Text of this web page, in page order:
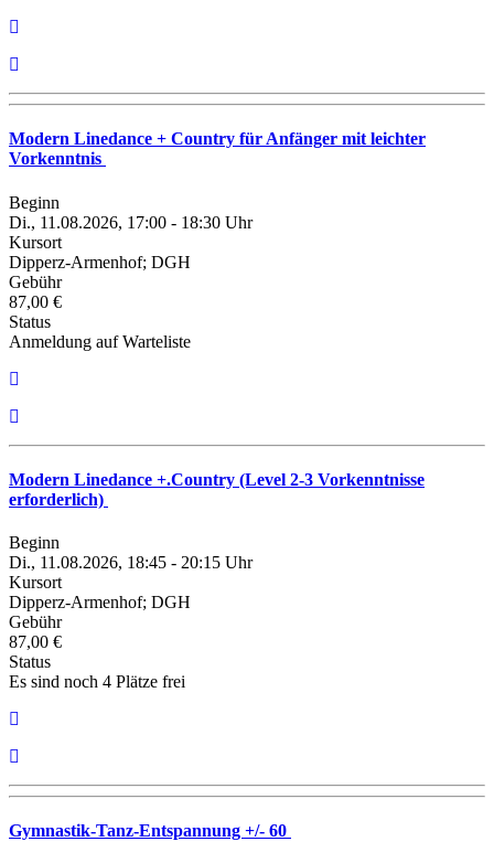
Modern Linedance + Country für Anfänger mit leichter
Vorkenntnis
Beginn
Di., 11.08.2026, 17:00 - 18:30 Uhr
Kursort
Dipperz-Armenhof; DGH
Gebühr
87,00 €
Status
Anmeldung auf Warteliste
Modern Linedance +.Country (Level 2-3 Vorkenntnisse
erforderlich)
Beginn
Di., 11.08.2026, 18:45 - 20:15 Uhr
Kursort
Dipperz-Armenhof; DGH
Gebühr
87,00 €
Status
Es sind noch 4 Plätze frei
Gymnastik-Tanz-Entspannung +/- 60